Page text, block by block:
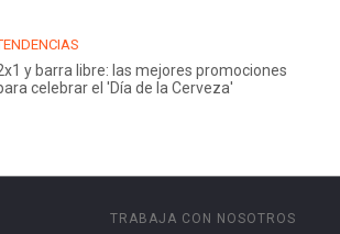
y barra libre: las mejores promociones
celebrar el 'Día de la Cerveza'
TRABAJA CON NOSOTROS